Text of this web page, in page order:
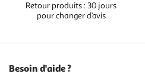
Retour produits : 30 jours
pour changer d’avis
Besoin d'aide ?